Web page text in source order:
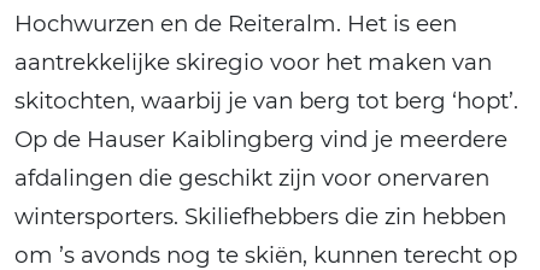
Hochwurzen en de Reiteralm. Het is een
aantrekkelijke skiregio voor het maken van
skitochten, waarbij je van berg tot berg ‘hopt’.
Op de Hauser Kaiblingberg vind je meerdere
afdalingen die geschikt zijn voor onervaren
wintersporters. Skiliefhebbers die zin hebben
om ’s avonds nog te skiën, kunnen terecht op